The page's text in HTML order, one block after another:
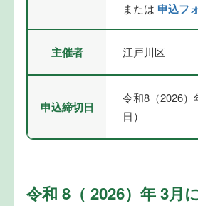
または 申込フ
主催者 江戸川区
申込締切日
令和8（2026）
日）
令和 8（ 2026）年 3月